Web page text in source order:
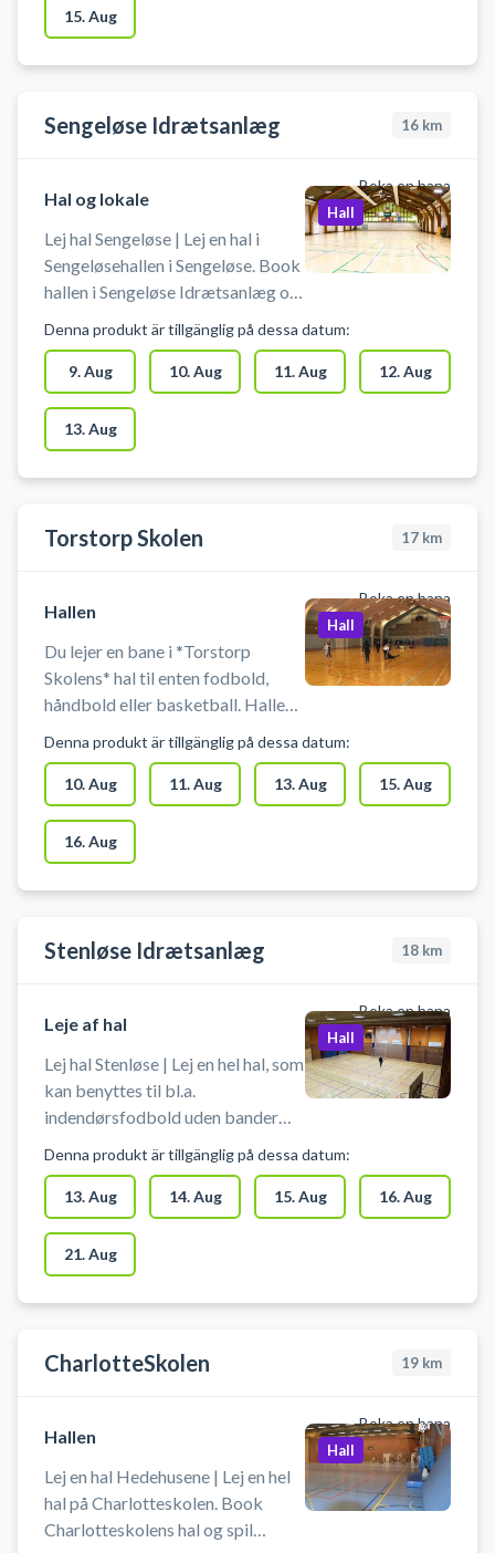
15. Aug
Sengeløse Idrætsanlæg 16 km
Boka en bana
Hal og lokale
Lej hal Sengeløse | Lej en hal i
Sengeløsehallen i Sengeløse. Book
hallen i Sengeløse Idrætsanlæg og
fodbold i Sengeløse. Booking af
hallen kan bruges til blandt andet
indendørs fodbold, håndbold,
pickleball og badminton. Der er
net og mål til rådighed. Der er
mulighed for gratis parkering ved
Sengeløse. Omklædningsrum og
hallen åbnes/lukkes en halv time
Hall
Denna produkt är tillgänglig på dessa datum:
9. Aug 10. Aug 11. Aug 12. Aug
13. Aug
Torstorp Skolen 17 km
Boka en bana
Hallen
Du lejer en bane i *Torstorp
Skolens* hal til enten fodbold,
håndbold eller basketball. Hallen
benyttes til badminton. Der er net,
mål og kurve til rådighed. Der er
mulighed for omklædning og bad.
Hall
Denna produkt är tillgänglig på dessa datum:
10. Aug 11. Aug 13. Aug 15. Aug
16. Aug
Stenløse Idrætsanlæg 18 km
Boka en bana
Leje af hal
Lej hal Stenløse | Lej en hel hal, som
kan benyttes til bl.a.
indendørsfodbold uden bander
indendørs fodbold i Stenløse i
idrætscentrets hal. Medbring selv
bold og andet udstyr.
Hall
Denna produkt är tillgänglig på dessa datum:
13. Aug 14. Aug 15. Aug 16. Aug
21. Aug
CharlotteSkolen 19 km
Boka en bana
Hallen
Lej en hal Hedehusene | Lej en hel
hal på Charlotteskolen. Book
Charlotteskolens hal og spil
Hall